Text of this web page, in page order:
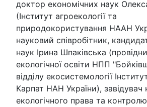
доктор економічних наук
(Інститут агроекології та
природокористування НААН
науковий співробітник,
наук Ірина Шпаківська
екологічної освіти НПП
відділу екосистемології
Карпат НАН України), завідувач
екологічного права та